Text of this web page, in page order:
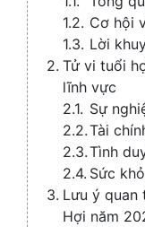
Cơ hội
Lời
Tử vi tuổi
lĩnh vực
Sự
Tài
Tình
Sức
Lưu ý quan
Hợi năm